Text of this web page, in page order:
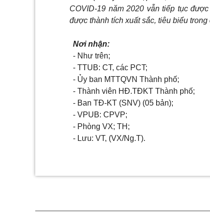
COVID-19 năm 2020 vẫn tiếp tục
được thành tích xuất sắc, tiêu biểu
Nơi nhận:
- Như trên;
- TTUB: CT, các PCT;
- Ủy ban MTTQVN Thành phố;
- Thành viên HĐ.TĐKT Thành phố;
- Ban TĐ-KT (SNV) (05 bản);
- VPUB: CPVP;
- Phòng VX; TH;
- Lưu: VT, (VX/Ng.T).